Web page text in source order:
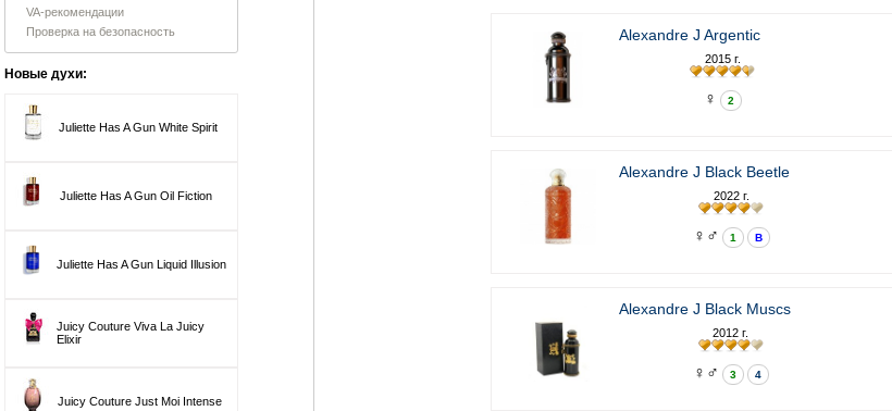
VA-рекомендации
Проверка на безопасность
Новые духи:
Juliette Has A Gun White Spirit
Juliette Has A Gun Oil Fiction
Juliette Has A Gun Liquid Illusion
Juicy Couture Viva La Juicy
Elixir
Juicy Couture Just Moi Intense
Alexandre J Argentic
2015 г.
♀ 2
Alexandre J Black Beetle
2022 г.
♀♂ 1 В
Alexandre J Black Muscs
2012 г.
♀♂ 3 4